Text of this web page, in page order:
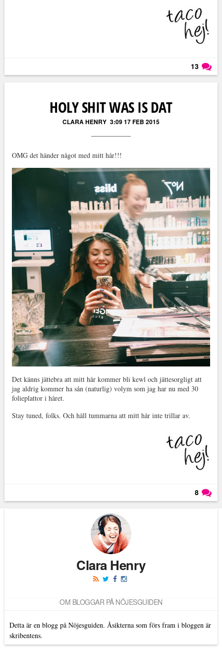
13
HOLY SHIT WAS IS DAT
CLARA HENRY 3:09 17 FEB 2015
OMG det händer något med mitt hår!!!
Det känns jättebra att mitt hår kommer bli kewl och jättesorgligt att
jag aldrig kommer ha sån (naturlig) volym som jag har nu med 30
folieplattor i håret.
Stay tuned, folks. Och håll tummarna att mitt hår inte trillar av.
8
Clara Henry
OM BLOGGAR PÅ NÖJESGUIDEN
Detta är en blogg på Nöjesguiden. Åsikterna som förs fram i bloggen är
skribentens.